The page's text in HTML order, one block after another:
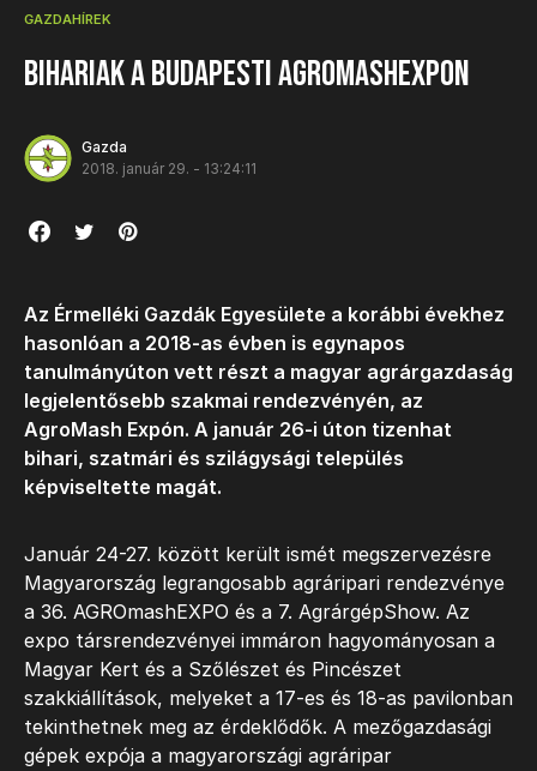
GAZDAHÍREK
Bihariak a budapesti AGROmashEXPOn
Gazda
2018. január 29. - 13:24:11
Az Érmelléki Gazdák Egyesülete a korábbi évekhez
hasonlóan a 2018-as évben is egynapos
tanulmányúton vett részt a magyar agrárgazdaság
legjelentősebb szakmai rendezvényén, az
AgroMash Expón. A január 26-i úton tizenhat
bihari, szatmári és szilágysági település
képviseltette magát.
Január 24-27. között került ismét megszervezésre
Magyarország legrangosabb agráripari rendezvénye
a 36. AGROmashEXPO és a 7. AgrárgépShow. Az
expo társrendezvényei immáron hagyományosan a
Magyar Kert és a Szőlészet és Pincészet
szakkiállítások, melyeket a 17-es és 18-as pavilonban
tekinthetnek meg az érdeklődők. A mezőgazdasági
gépek expója a magyarországi agráripar